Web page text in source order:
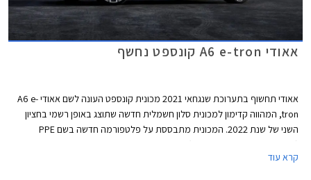
אאודי A6 e-tron קונספט נחשף
אאודי תחשוף בתערוכת שנגחאי 2021 מכונית קונספט העונה לשם אאודי A6 e-
tron, המהווה קדימון למכונית סלון חשמלית חדשה שתוצג באופן רשמי בחציון
השני של שנת 2022. המכונית מתבססת על פלטפורמה חדשה בשם PPE
קרא עוד